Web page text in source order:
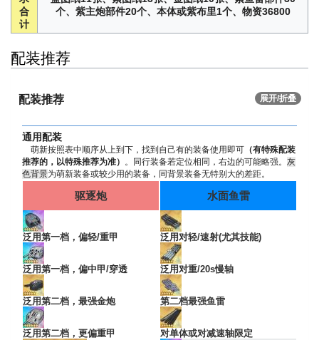
合
计
个、紫主炮部件20个、本体或紫布里1个、物资36800
配装推荐
配装推荐 展开/折叠
通用配装
萌新按照表中顺序从上到下，找到自己有的装备使用即可（有特殊配装
推荐的，以特殊推荐为准） 。同行装备若定位相同，右边的可能略强。 灰
色背景为萌新装备或较少用的装备，同背景装备无特别大的差距。
驱逐炮
泛用第一档，偏轻/重甲
泛用第一档，偏中甲/穿透
泛用第二档，最强金炮
泛用第二档，更偏重甲
水面鱼雷
泛用对轻/速射(尤其技能)
泛用对重/20s慢轴
第二档最强鱼雷
对单体或对减速轴限定